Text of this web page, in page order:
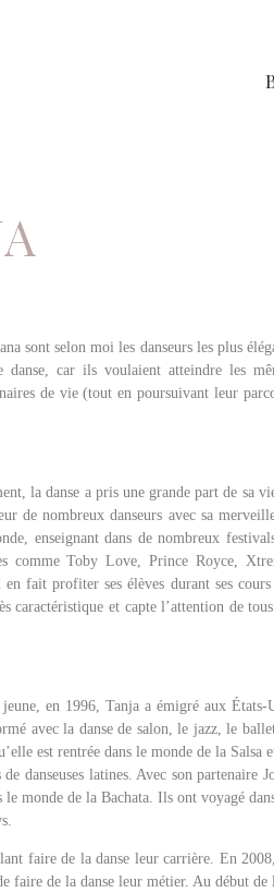
sont selon moi les danseurs les plus
car ils voulaient atteindre les
de vie (tout en poursuivant leur
la danse a pris une grande part de sa
de nombreux danseurs avec sa
enseignant dans de nombreux
comme Toby Love, Prince Royce,
fait profiter ses élèves durant ses
caractéristique et capte l’attention de tous
en 1996, Tanja a émigré aux États-
avec la danse de salon, le jazz, le
est rentrée dans le monde de la Salsa
danseuses latines. Avec son partenaire
monde de la Bachata. Ils ont voyagé
faire de la danse leur carrière. En
faire de la danse leur métier. Au début de